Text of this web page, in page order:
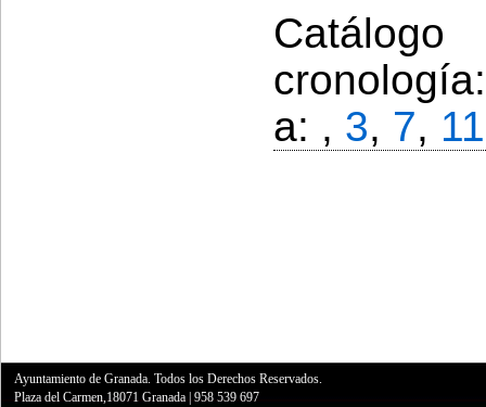
a: , 3, 7, 11
Ayuntamiento de Granada. Todos los Derechos Reservados.
Plaza del Carmen,18071 Granada |958 539 697